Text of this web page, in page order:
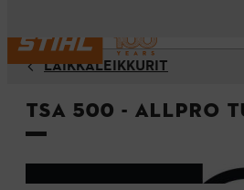
LAIKKALEIKKURIT
TSA 500 - ALLPRO